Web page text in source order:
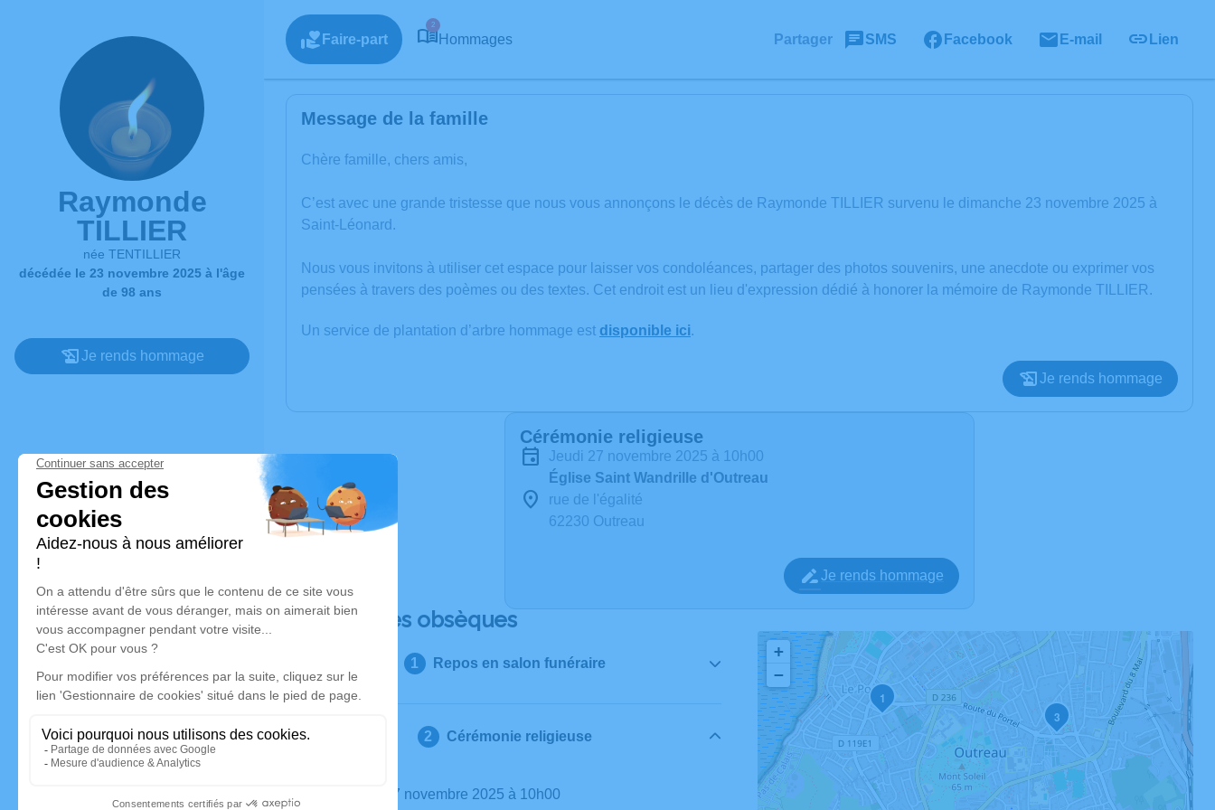
Raymonde
TILLIER
née TENTILLIER
décédée le 23 novembre 2025 à l'âge
de 98 ans
Je rends hommage
Faire-part
2
Hommages Partager SMS Facebook E-mail Lien
Message de la famille
Chère famille, chers amis,
C’est avec une grande tristesse que nous vous annonçons le décès de Raymonde TILLIER survenu le dimanche 23 novembre 2025 à
Saint-Léonard.
Nous vous invitons à utiliser cet espace pour laisser vos condoléances, partager des photos souvenirs, une anecdote ou exprimer vos
pensées à travers des poèmes ou des textes. Cet endroit est un lieu d'expression dédié à honorer la mémoire de Raymonde TILLIER.
Un service de plantation d’arbre hommage est disponible ici.
Je rends hommage
Cérémonie religieuse
jeudi 27 novembre 2025 à 10h00
Église Saint Wandrille d'Outreau
rue de l'égalité
62230 Outreau
Je rends hommage
Déroulé des obsèques
Repos en salon funéraire
Cérémonie religieuse
Le jeudi 27 novembre 2025 à 10h00
1
3
+
−